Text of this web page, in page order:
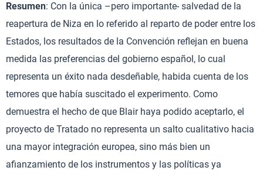
Resumen: Con la única –pero importante- salvedad de la
reapertura de Niza en lo referido al reparto de poder entre los
Estados, los resultados de la Convención reflejan en buena
medida las preferencias del gobierno español, lo cual
representa un éxito nada desdeñable, habida cuenta de los
temores que había suscitado el experimento. Como
demuestra el hecho de que Blair haya podido aceptarlo, el
proyecto de Tratado no representa un salto cualitativo hacia
una mayor integración europea, sino más bien un
afianzamiento de los instrumentos y las políticas ya